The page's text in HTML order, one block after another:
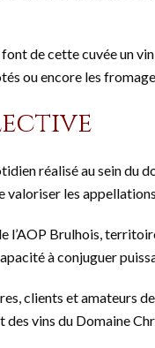
de cette cuvée un
ou encore les
réalisé au sein du
les
l’AOP Brulhois,
à conjuguer
clients et amateurs
vins du Domaine